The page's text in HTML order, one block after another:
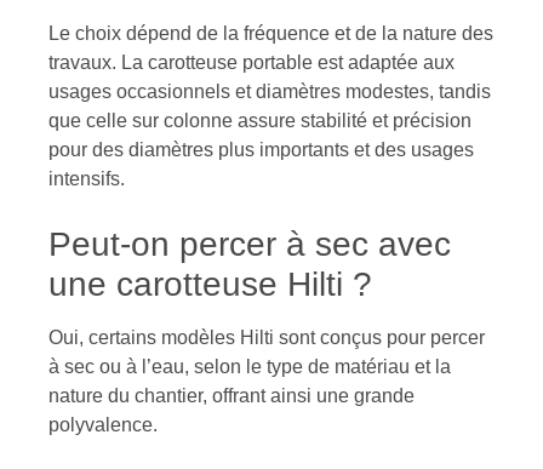
Le choix dépend de la fréquence et de la nature des
travaux. La carotteuse portable est adaptée aux
usages occasionnels et diamètres modestes, tandis
que celle sur colonne assure stabilité et précision
pour des diamètres plus importants et des usages
intensifs.
Peut-on percer à sec avec
une carotteuse Hilti ?
Oui, certains modèles Hilti sont conçus pour percer
à sec ou à l’eau, selon le type de matériau et la
nature du chantier, offrant ainsi une grande
polyvalence.